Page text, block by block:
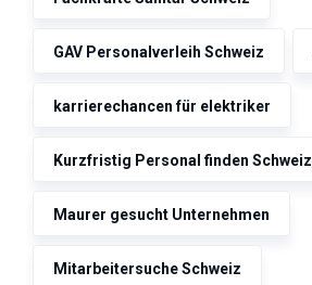
GAV Personalverleih Schweiz
karrierechancen für elektriker
Kurzfristig Personal finden Schweiz
Maurer gesucht Unternehmen
Mitarbeitersuche Schweiz